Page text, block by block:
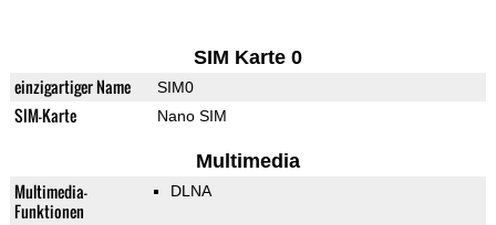
SIM Karte 0
einzigartiger Name SIM0
SIM-Karte Nano SIM
Multimedia
Multimedia-
Funktionen
DLNA